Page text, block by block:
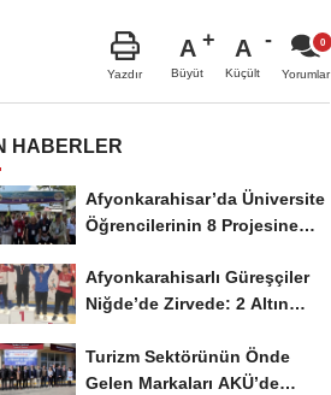
Yazdır
A
Büyüt
A
Küçült Yorumlar
HABERLER
Afyonkarahisar’da Üniversite
Öğrencilerinin 8 Projesine
Afyonkarahisarlı Güreşçiler
Niğde’de Zirvede: 2 Altın
Turizm Sektörünün Önde
Gelen Markaları AKÜ’de